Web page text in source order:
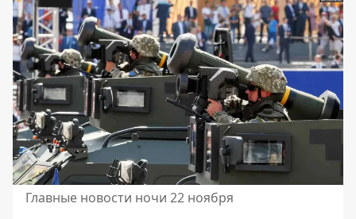
Главные новости ночи 22 ноября